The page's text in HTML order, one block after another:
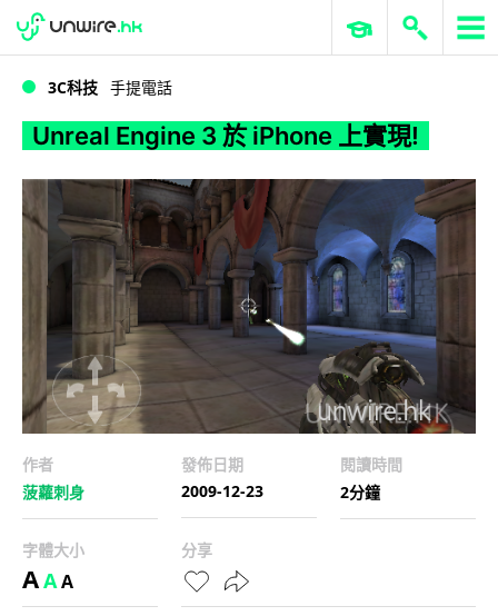
Unreal Engine 3 於 iPhone 上實現!
WWDC 2026 ERP 與商業 AI
3C科技 手提電話
Unreal Engine 3 於 iPhone 上實現!
作者
菠蘿刺身
發佈日期
2009-12-23
閱讀時間
2分鐘
字體大小
AAA
分享